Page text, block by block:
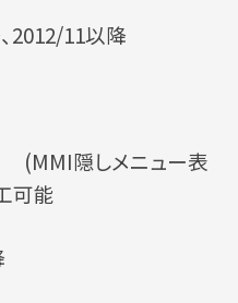
2012/11以降
隠しメニュー表
可能